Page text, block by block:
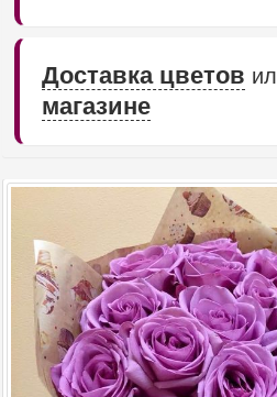
Доставка цветов
магазине